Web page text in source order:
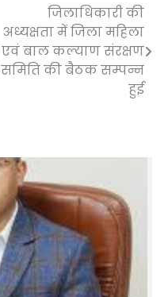
जिलाधिकारी की
अध्यक्षता में जिला महिला
एवं बाल कल्याण संरक्षण
समिति की बैठक सम्पन्न
हुई